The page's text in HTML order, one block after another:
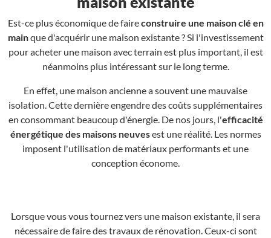
Est-ce plus économique de faireconstruire une maison clé en
mainque d'acquérir une maison existante ? Si l'investissement
pour acheter une maison avec terrain est plus important, il est
néanmoins plus intéressant sur le long terme.
En effet, une maison ancienne a souvent une mauvaise
isolation. Cette dernière engendre des coûts supplémentaires
en consommant beaucoup d'énergie. De nos jours, l'efficacité
énergétique des maisons neuvesest une réalité. Les normes
imposent l'utilisation de matériaux performants et une
conception économe.
Lorsque vous vous tournez vers une maison existante, il sera
nécessaire de faire des travaux de rénovation. Ceux-ci sont